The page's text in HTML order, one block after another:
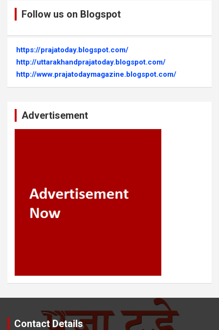
Follow us on Blogspot
https://prajatoday.blogspot.com/
http://uttarakhandprajatoday.blogspot.com/
http://www.prajatodaymagazine.blogspot.com/
Advertisement
Contact Details